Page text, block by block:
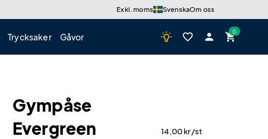
Exkl. moms SvenskaOm oss
Trycksaker Gåvor wb_incandescent favorite_border person shopping_cart
Gympåse
Evergreen
14,00kr/st